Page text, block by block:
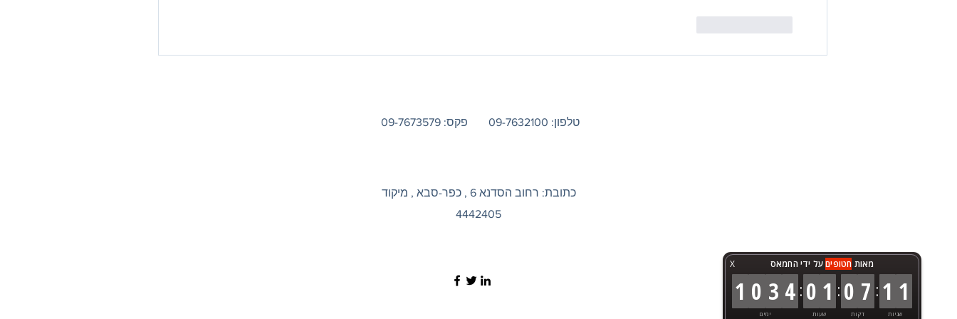
פקס: 09-7673579 טלפון: 09-7632100
כתובת: רחוב הסדנא 6 , כפר-סבא , מיקוד
4442405
X מאות חטופיםעל ידי החמאס
1 0 3 4
ימים
: 0 1
שעות
: 0 7
דקות
: 1 1
שניות